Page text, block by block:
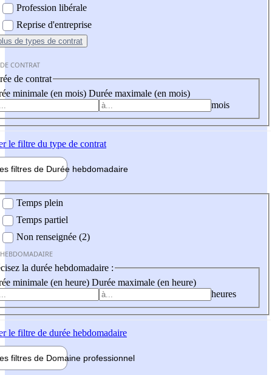
Profession libérale
Reprise d'entreprise
de types de contrat
CONTRAT
de contrat
minimale (en mois) Durée maximale (en mois)
mois
le filtre du type de contrat
filtres de Durée hebdomadaire
Temps plein
Temps partiel
Non renseignée (2)
la durée hebdomadaire :
minimale (en heure) Durée maximale (en heure)
heures
le filtre de durée hebdomadaire
filtres de Domaine professionnel